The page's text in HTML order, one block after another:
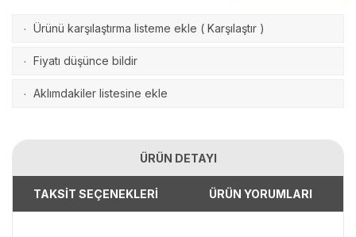
· Ürünü karşılaştırma listeme ekle ( Karşılaştır )
· Fiyatı düşünce bildir
· Aklımdakiler listesine ekle
ÜRÜN DETAYI
TAKSİT SEÇENEKLERİ ÜRÜN YORUMLARI